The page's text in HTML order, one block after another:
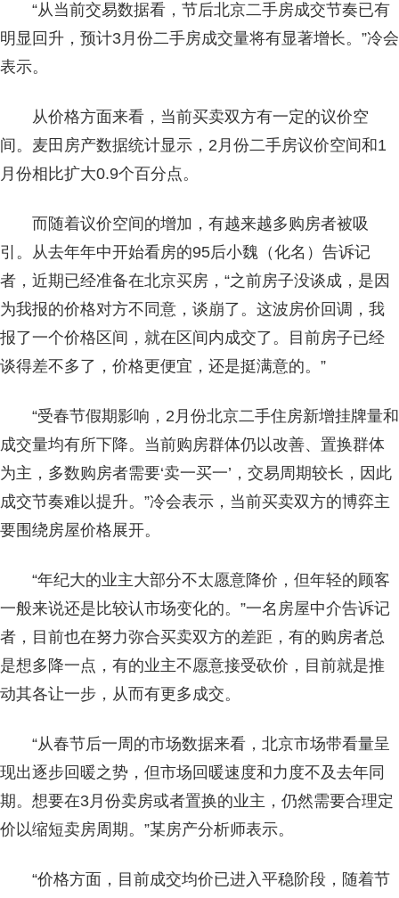
“从当前交易数据看，节后北京二手房成交节奏已有
明显回升，预计3月份二手房成交量将有显著增长。”冷会
表示。
从价格方面来看，当前买卖双方有一定的议价空
间。麦田房产数据统计显示，2月份二手房议价空间和1
月份相比扩大0.9个百分点。
而随着议价空间的增加，有越来越多购房者被吸
引。从去年年中开始看房的95后小魏（化名）告诉记
者，近期已经准备在北京买房，“之前房子没谈成，是因
为我报的价格对方不同意，谈崩了。这波房价回调，我
报了一个价格区间，就在区间内成交了。目前房子已经
谈得差不多了，价格更便宜，还是挺满意的。”
“受春节假期影响，2月份北京二手住房新增挂牌量和
成交量均有所下降。当前购房群体仍以改善、置换群体
为主，多数购房者需要‘卖一买一’，交易周期较长，因此
成交节奏难以提升。”冷会表示，当前买卖双方的博弈主
要围绕房屋价格展开。
“年纪大的业主大部分不太愿意降价，但年轻的顾客
一般来说还是比较认市场变化的。”一名房屋中介告诉记
者，目前也在努力弥合买卖双方的差距，有的购房者总
是想多降一点，有的业主不愿意接受砍价，目前就是推
动其各让一步，从而有更多成交。
“从春节后一周的市场数据来看，北京市场带看量呈
现出逐步回暖之势，但市场回暖速度和力度不及去年同
期。想要在3月份卖房或者置换的业主，仍然需要合理定
价以缩短卖房周期。”某房产分析师表示。
“价格方面，目前成交均价已进入平稳阶段，随着节